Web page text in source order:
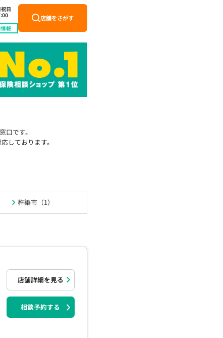
日
報
店舗をさがす
杵築市（1）
です。
しております。
店舗詳細を見る
相談予約する